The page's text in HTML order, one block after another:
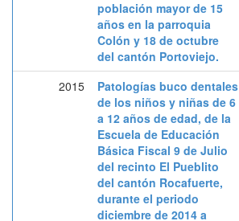
población mayor de 15
años en la parroquia
Colón y 18 de octubre
del cantón Portoviejo.
2015
Patologías buco dentales
de los niños y niñas de 6
a 12 años de edad, de la
Escuela de Educación
Básica Fiscal 9 de Julio
del recinto El Pueblito
del cantón Rocafuerte,
durante el periodo
diciembre de 2014 a